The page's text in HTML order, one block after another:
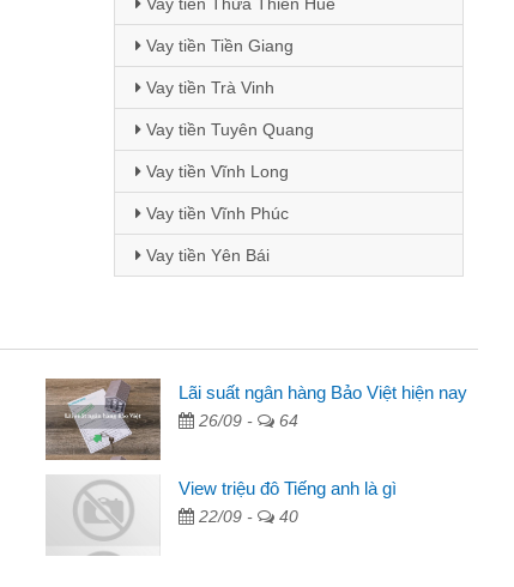
Vay tiền Tiền Giang
Vay tiền Trà Vinh
Vay tiền Tuyên Quang
Vay tiền Vĩnh Long
Vay tiền Vĩnh Phúc
Vay tiền Yên Bái
Mai Lan - Sinh viên
Tôi biết đến thông qua quảng cáo trên facebook. Tôi là
sinh viên nên cần đóng tiền nhà, sinh nhật bạn bè, mà đọc
thấy thủ tục nhanh gọn nên tôi quyết định vay
Lâm Minh Chánh
Lãi suất ngân hàng Bảo Việt hiện nay
26/09 - 64
View triệu đô Tiếng anh là gì
22/09 - 40